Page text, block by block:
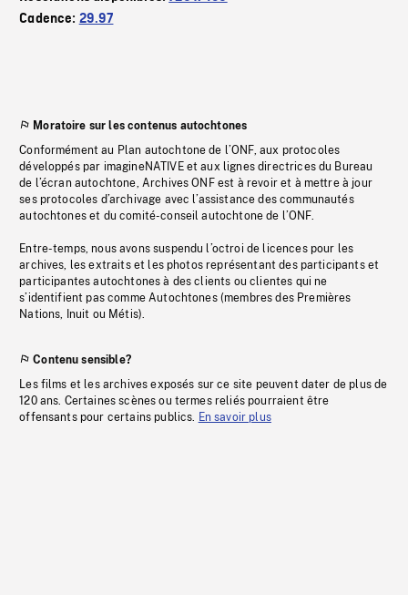
Cadence: 29.97
Moratoire sur les contenus autochtones
Conformément au Plan autochtone de l’ONF, aux protocoles
développés par imagineNATIVE et aux lignes directrices du Bureau
de l’écran autochtone, Archives ONF est à revoir et à mettre à jour
ses protocoles d’archivage avec l’assistance des communautés
autochtones et du comité-conseil autochtone de l’ONF.
Entre-temps, nous avons suspendu l’octroi de licences pour les
archives, les extraits et les photos représentant des participants et
participantes autochtones à des clients ou clientes qui ne
s’identifient pas comme Autochtones (membres des Premières
Nations, Inuit ou Métis).
Contenu sensible?
Les films et les archives exposés sur ce site peuvent dater de plus de
120 ans. Certaines scènes ou termes reliés pourraient être
offensants pour certains publics. En savoir plus